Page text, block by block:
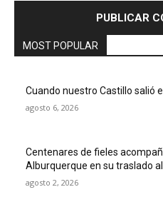
MOST POPULAR
Cuando nuestro Castillo salió
agosto 6, 2026
Centenares de fieles
Alburquerque en su traslado
agosto 2, 2026